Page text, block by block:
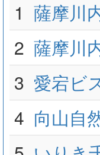
1 薩摩川
2 薩摩川
3 愛宕ビ
4 向山自